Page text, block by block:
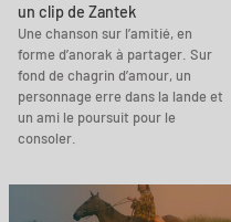
un clip de Zantek
Une chanson sur l’amitié, en
forme d’anorak à partager. Sur
fond de chagrin d’amour, un
personnage erre dans la lande et
un ami le poursuit pour le
consoler.